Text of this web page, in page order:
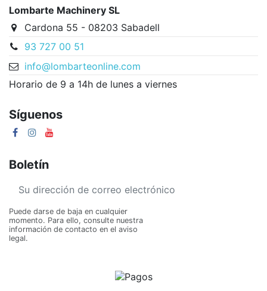
Lombarte Machinery SL
Cardona 55 - 08203 Sabadell
93 727 00 51
info@lombarteonline.com
Horario de 9 a 14h de lunes a viernes
Síguenos
Boletín
Puede darse de baja en cualquier
momento. Para ello, consulte nuestra
información de contacto en el aviso
legal.